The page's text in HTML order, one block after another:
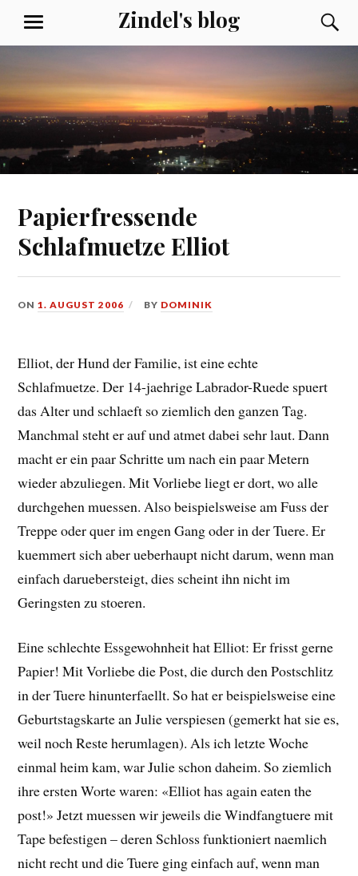
content
Zindel's blog
MENU
Papierfressende
Schlafmuetze Elliot
ON1. AUGUST 2006 BY DOMINIK
Elliot, der Hund der Familie, ist eine echte
Schlafmuetze. Der 14-jaehrige Labrador-Ruede spuert
das Alter und schlaeft so ziemlich den ganzen Tag.
Manchmal steht er auf und atmet dabei sehr laut. Dann
macht er ein paar Schritte um nach ein paar Metern
wieder abzuliegen. Mit Vorliebe liegt er dort, wo alle
durchgehen muessen. Also beispielsweise am Fuss der
Treppe oder quer im engen Gang oder in der Tuere. Er
kuemmert sich aber ueberhaupt nicht darum, wenn man
einfach daruebersteigt, dies scheint ihn nicht im
Geringsten zu stoeren.
Eine schlechte Essgewohnheit hat Elliot: Er frisst gerne
Papier! Mit Vorliebe die Post, die durch den Postschlitz
in der Tuere hinunterfaellt. So hat er beispielsweise eine
Geburtstagskarte an Julie verspiesen (gemerkt hat sie es,
weil noch Reste herumlagen). Als ich letzte Woche
einmal heim kam, war Julie schon daheim. So ziemlich
ihre ersten Worte waren: «Elliot has again eaten the
post!» Jetzt muessen wir jeweils die Windfangtuere mit
Tape befestigen – deren Schloss funktioniert naemlich
nicht recht und die Tuere ging einfach auf, wenn man